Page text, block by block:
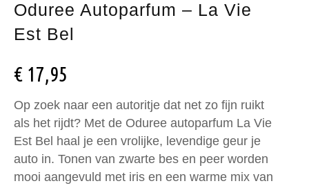
Oduree Autoparfum – La Vie
Est Bel
€ 17,95
Op zoek naar een autoritje dat net zo fijn ruikt
als het rijdt? Met de Oduree autoparfum La Vie
Est Bel haal je een vrolijke, levendige geur je
auto in. Tonen van zwarte bes en peer worden
mooi aangevuld met iris en een warme mix van